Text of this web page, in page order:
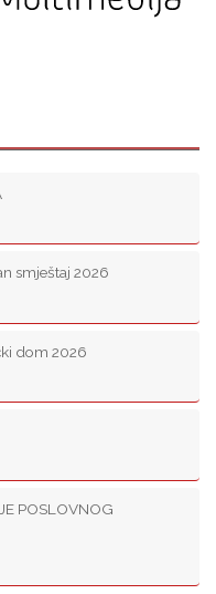
smještaj 2026
dom 2026
POSLOVNOG